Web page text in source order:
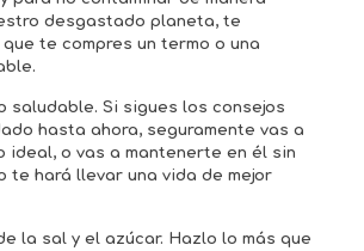
desgastado planeta, te
te compres un termo o una
saludable. Si sigues los consejos
hasta ahora, seguramente vas a
ideal, o vas a mantenerte en él sin
te hará llevar una vida de mejor
la sal y el azúcar. Hazlo lo más que